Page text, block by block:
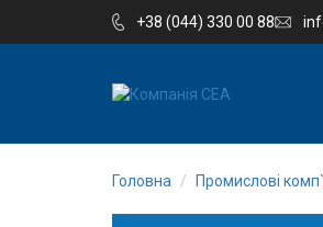
+38 (044) 330 00 88
Компанія
Головна Промислові